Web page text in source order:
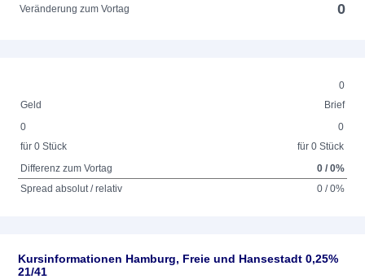
Veränderung zum Vortag 0
0
Geld
Brief
0
für 0 Stück
0
für 0 Stück
Differenz zum Vortag
0 / 0%
Spread absolut / relativ
0 / 0%
Kursinformationen Hamburg, Freie und Hansestadt 0,25%
21/41